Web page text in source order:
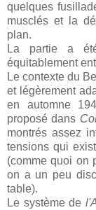
quelques
musclés et la
plan.
La partie a
équitablement
Le contexte du
et légèrement
en automne
proposé dans
montrés assez
tensions qui
(comme quoi on
on a un peu
table).
Le système de